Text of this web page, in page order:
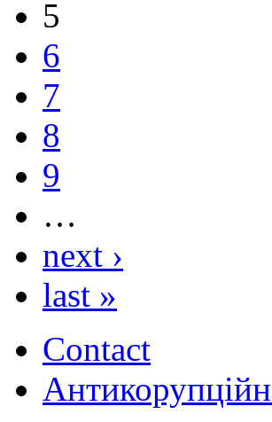
5
6
7
8
9
…
next ›
last »
Contact